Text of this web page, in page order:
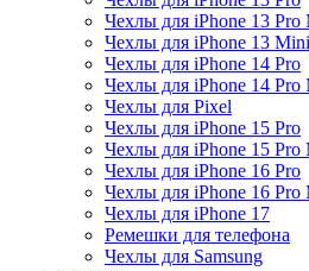
Чехлы для iPhone 13 Pro
Чехлы для iPhone 13 Mini
Чехлы для iPhone 14 Pro
Чехлы для iPhone 14 Pro
Чехлы для Pixel
Чехлы для iPhone 15 Pro
Чехлы для iPhone 15 Pro
Чехлы для iPhone 16 Pro
Чехлы для iPhone 16 Pro
Чехлы для iPhone 17
Ремешки для телефона
Чехлы для Samsung